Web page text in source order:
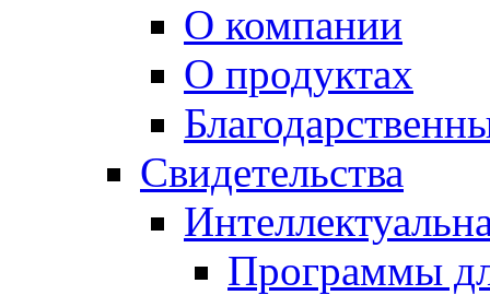
О компании
О продуктах
Свидетельства
Программы